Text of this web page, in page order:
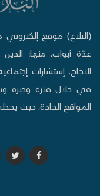
(البلاغ) موقع
عدّة أبواب، منها: الدين
النجاح، إستشارات
في خلال فترة وجيزة
المواقع الجادة، حيث